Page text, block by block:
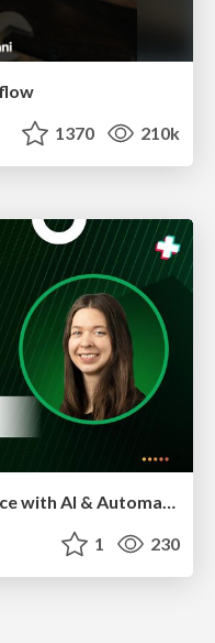
1370 210k
1 230